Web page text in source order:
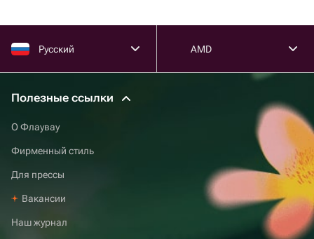
Русский AMD
Полезные ссылки
О Флаувау
Фирменный стиль
Для прессы
Вакансии
Наш журнал